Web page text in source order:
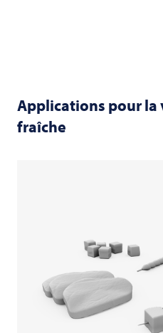
Applications pour la
fraîche